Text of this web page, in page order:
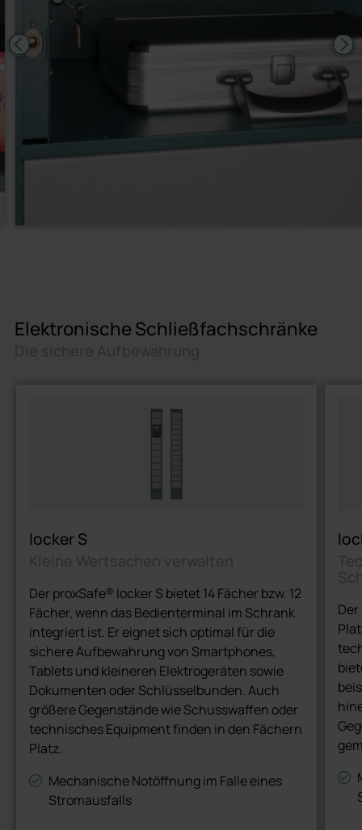
Elektronische Schließfachschränke
locker S
Der proxSafe® locker S bietet 14 Fächer bzw. 12
Fächer, wenn das Bedienterminal im Schrank
integriert ist. Er eignet sich optimal für die
sichere Aufbewahrung von Smartphones,
Tablets und kleineren Elektrogeräten sowie
Dokumenten oder Schlüsselbunden. Auch
größere Gegenstände wie Schusswaffen oder
technisches Equipment finden in den Fächern
Platz.
Mechanische Notöffnung im Falle eines
Stromausfalls